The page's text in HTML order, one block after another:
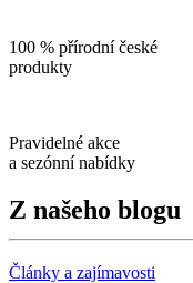
100 % přírodní české
produkty
Pravidelné akce
a sezónní nabídky
Z našeho blogu
Články a zajímavosti